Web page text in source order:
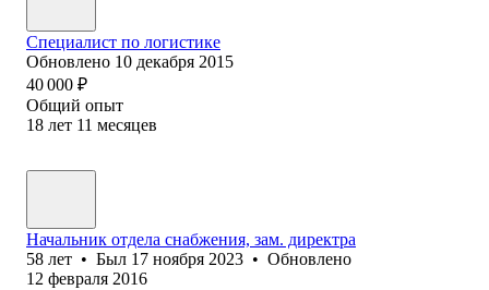
Специалист по логистике
Обновлено 10 декабря 2015
40 000 ₽
Общий опыт
18 лет 11 месяцев
Начальник отдела снабжения, зам. директра
58 лет • Был 17 ноября 2023 • Обновлено
12 февраля 2016